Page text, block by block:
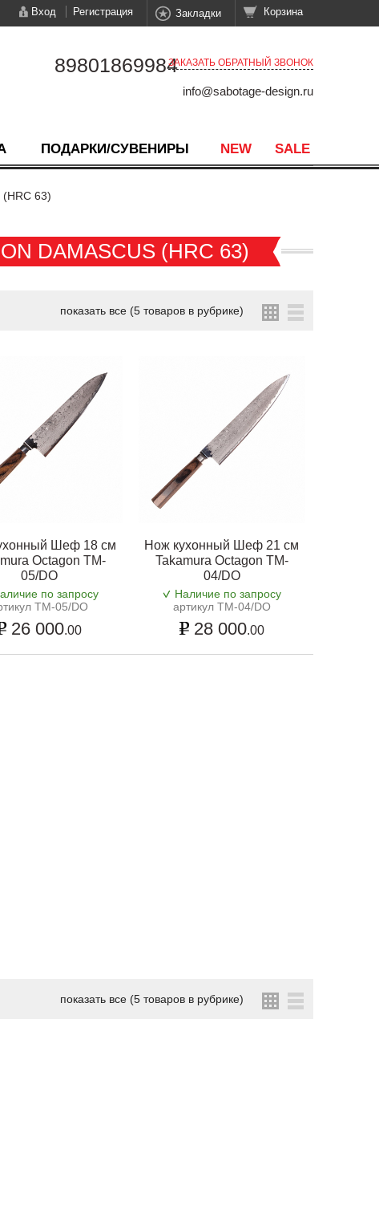
Вход Регистрация Закладки Корзина
ПОДАРКИ/СУВЕНИРЫ NEW SALE
89801869984ЗАКАЗАТЬ ОБРАТНЫЙ ЗВОНОК
info@sabotage-design.ru
63)
DAMASCUS (HRC 63)
показать все (5 товаров в рубрике)
Шеф 18 см
Octagon TM-
05/DO
по запросу
TM-05/DO
26 000.00
Нож кухонный Шеф 21 см
Takamura Octagon TM-
04/DO
Наличие по запросу
артикул TM-04/DO
28 000.00
показать все (5 товаров в рубрике)